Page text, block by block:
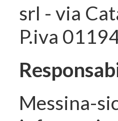
srl - via
P.iva
Messina-